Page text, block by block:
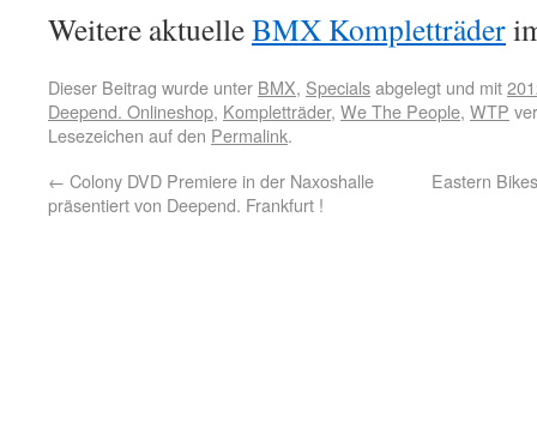
Weitere aktuelleBMX Kompletträder
Dieser Beitrag wurde unter BMX, Specialsabgelegt und mit
Deepend. Onlineshop, Kompletträder, We The People, WTP
Lesezeichen auf den Permalink.
← Colony DVD Premiere in der Naxoshalle
präsentiert von Deepend. Frankfurt !
Eastern